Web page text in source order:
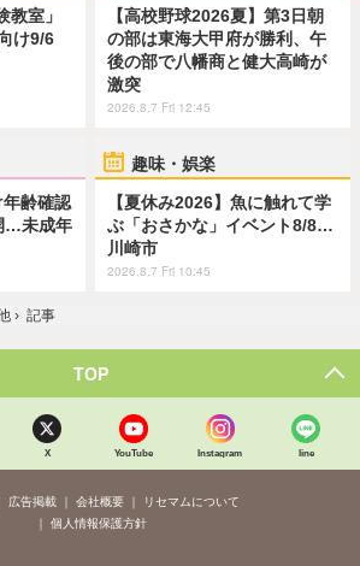
教室」
け9/6
【高校野球2026夏】第3日朝
の部は東海大甲府が勝利、午
後の部で八幡商と健大高崎が
激突
2026.8.7 Fri 12:45
齢確認
…未成年
趣味・娯楽
【夏休み2026】魚に触れて学
ぶ「おさかな」イベント8/8…
川崎市
2026.8.7 Fri 10:45
› 記事
TOP
X YouTube Instagram line
広告掲載 会社概要
リセマムについて
個人情報保護方針